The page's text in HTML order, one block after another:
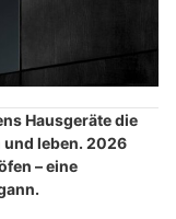
Hausgeräte die
und leben. 2026
– eine